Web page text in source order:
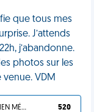
que tous mes
J’attends
j’abandonne.
photos sur les
venue. VDM
TU L'AS BIEN MÉRITÉ 520